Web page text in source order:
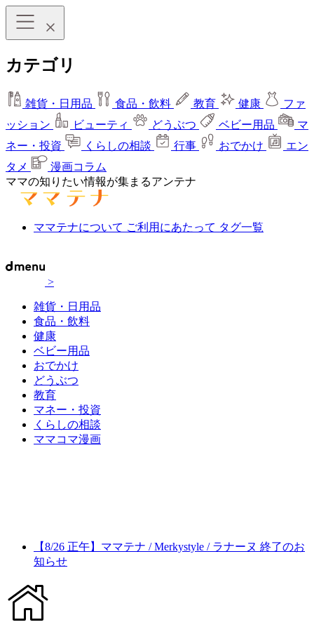
カテゴリ
雑貨・日用品 食品・飲料 教育 健康
ファ
ッション
ビューティ どうぶつ ベビー用品
マ
ネー・投資
くらしの相談 行事 おでかけ
エン
タメ
漫画コラム
ママの知りたい情報が集まるアンテナ
ママテナについて ご利用にあたって タグ一覧
>
雑貨・日用品
食品・飲料
健康
ベビー用品
おでかけ
どうぶつ
教育
マネー・投資
くらしの相談
ママコマ漫画
【8/26 正午】ママテナ / Merkystyle / ラナーヌ 終了のお
知らせ